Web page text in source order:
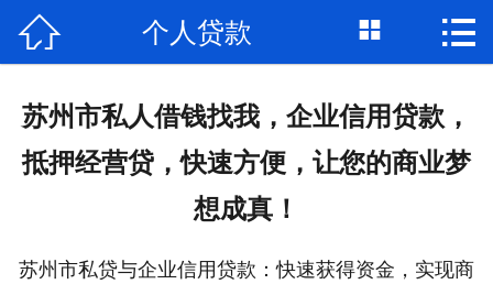
首页
 个人贷款  
苏州市私人借钱找我，企业信用贷款，
抵押经营贷，快速方便，让您的商业梦
想成真！
苏州市私贷与企业信用贷款：快速获得资金，实现商